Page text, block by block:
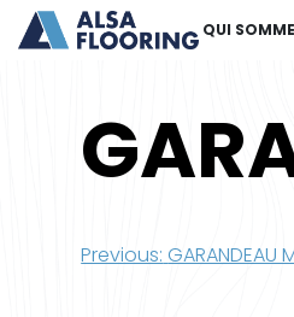
QUI
Previous: GARANDEAU